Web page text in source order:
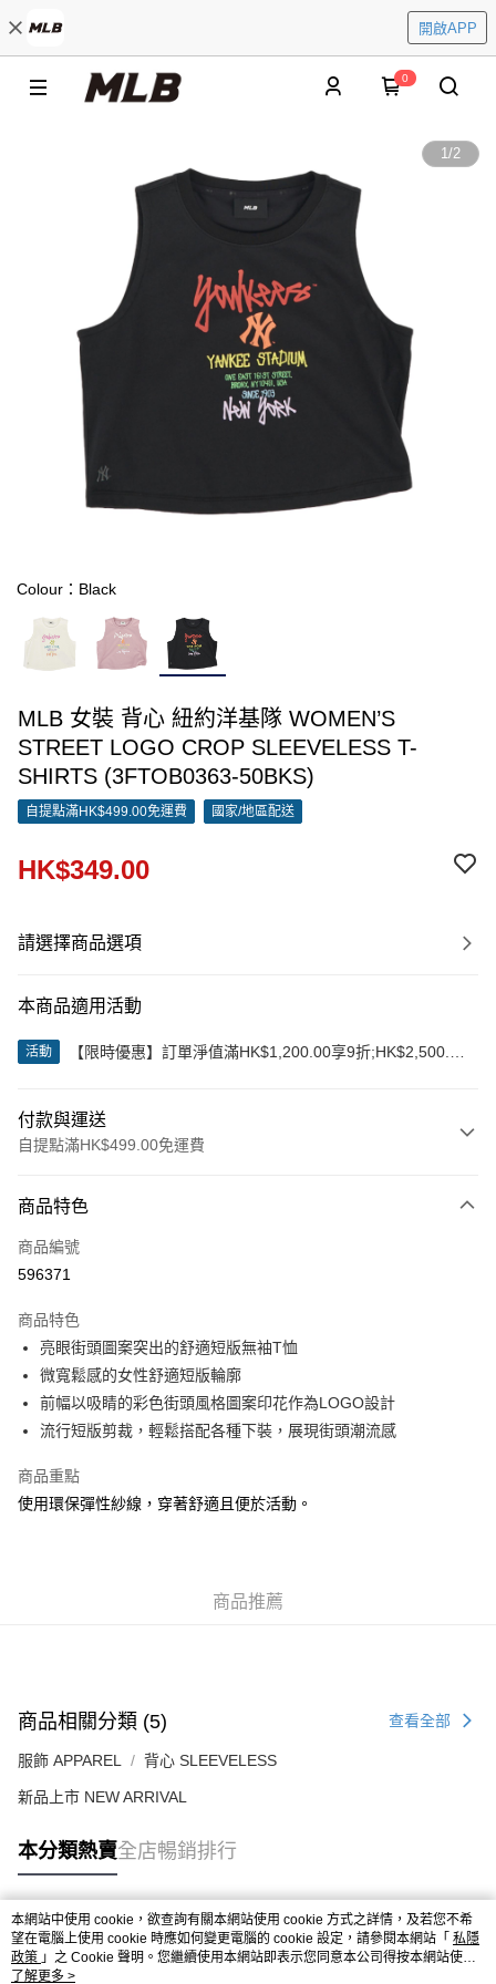
開啟APP
0
1/2
Colour：Black
MLB 女裝 背心 紐約洋基隊 WOMEN’S
STREET LOGO CROP SLEEVELESS T-
SHIRTS (3FTOB0363-50BKS)
自提點滿HK$499.00免運費 國家/地區配送
HK$349.00
請選擇商品選項
本商品適用活動
活動
【限時優惠】訂單淨值滿HK$1,200.00享9折;HK$2,500.00
付款與運送
自提點滿HK$499.00免運費
信用卡
Apple Pay
AlipayHK
WeChat Pay
送貨方式
付款後順豐站及營業點
每筆HK$50.00，滿HK$499.00或以上免運費
商品特色
商品編號
596371
商品特色
亮眼街頭圖案突出的舒適短版無袖T恤
微寬鬆感的女性舒適短版輪廓
前幅以吸睛的彩色街頭風格圖案印花作為LOGO設計
流行短版剪裁，輕鬆搭配各種下裝，展現街頭潮流感
商品重點
使用環保彈性紗線，穿著舒適且便於活動。
商品推薦
商品相關分類 (5) 查看全部
服飾 APPAREL 背心 SLEEVELESS
新品上市 NEW ARRIVAL
本分類熱賣全店暢銷排行
熱門標籤
本網站中使用 cookie，欲查詢有關本網站使用 cookie 方式之詳情，及若您不希
望在電腦上使用 cookie 時應如何變更電腦的 cookie 設定，請參閱本網站「 私隱
政策 」之 Cookie 聲明。您繼續使用本網站即表示您同意本公司得按本網站使用
條款之 Cookie 聲明使用 cookie。
了解更多 >